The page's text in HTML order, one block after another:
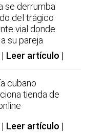
se derrumba
del trágico
vial donde
su pareja
Leer artículo
cubano
tienda de
Leer artículo